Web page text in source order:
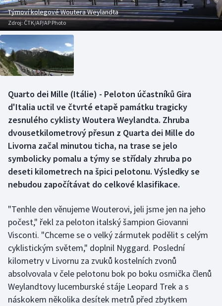
Box
Curling
Dostihy
Futsal
Gymnastika
Házená
Judo
Krasobruslení
Lezení
Lyže a snowboard
Týmoví kolegové Woutera Weylandta
Zdroj: ČTK/AP/AP Photo
Quarto dei Mille (Itálie) - Peloton účastníků Gira
d'Italia uctil ve čtvrté etapě památku tragicky
zesnulého cyklisty Woutera Weylandta. Zhruba
dvousetkilometrový přesun z Quarta dei Mille do
Livorna začal minutou ticha, na trase se jelo
symbolicky pomalu a týmy se střídaly zhruba po
deseti kilometrech na špici pelotonu. Výsledky se
nebudou započítávat do celkové klasifikace.
"Tenhle den věnujeme Wouterovi, jeli jsme jen na jeho
počest," řekl za peloton italský šampion Giovanni
Visconti. "Chceme se o velký zármutek podělit s celým
cyklistickým světem," doplnil Nyggard. Poslední
kilometry v Livornu za zvuků kostelních zvonů
absolvovala v čele pelotonu bok po boku osmička členů
Weylandtovy lucemburské stáje Leopard Trek a s
náskokem několika desítek metrů před zbytkem